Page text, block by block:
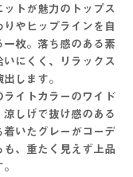
トが魅力のトップス
やヒップラインを自
枚。落ち感のある素
にくく、リラックス
します。
イトカラーのワイド
しげで抜け感のある
いたグレーがコーデ
、重たく見えず上品